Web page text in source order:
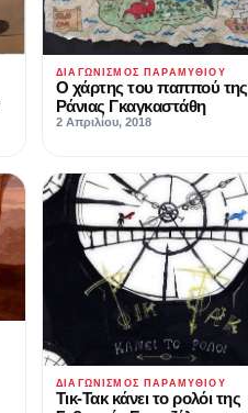
ΔΙΑΓΩΝΙΣΜΌΣ ΠΑΡΑΜΥΘΙΟΎ
Ο χάρτης του παππού της
Ράνιας Γκαγκαστάθη
2 Απριλίου, 2018
ΔΙΑΓΩΝΙΣΜΌΣ ΠΑΡΑΜΥΘΙΟΎ
Τικ-Τακ κάνει το ρολόι της